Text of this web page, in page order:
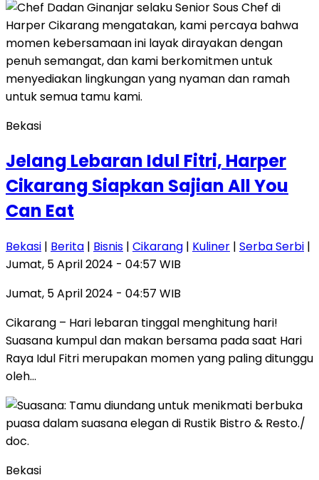
Bekasi
Jelang Lebaran Idul Fitri, Harper
Cikarang Siapkan Sajian All You
Can Eat
Bekasi | Berita | Bisnis | Cikarang | Kuliner | Serba Serbi |
Jumat, 5 April 2024 - 04:57 WIB
Jumat, 5 April 2024 - 04:57 WIB
Cikarang – Hari lebaran tinggal menghitung hari!
Suasana kumpul dan makan bersama pada saat Hari
Raya Idul Fitri merupakan momen yang paling ditunggu
oleh…
Bekasi